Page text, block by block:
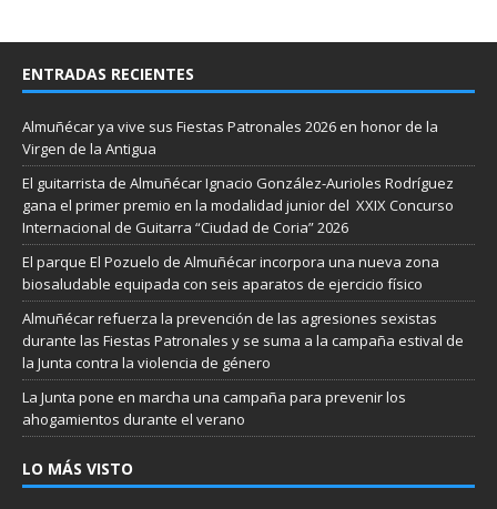
ENTRADAS RECIENTES
Almuñécar ya vive sus Fiestas Patronales 2026 en honor de la
Virgen de la Antigua
El guitarrista de Almuñécar Ignacio González-Aurioles Rodríguez
gana el primer premio en la modalidad junior del XXIX Concurso
Internacional de Guitarra “Ciudad de Coria” 2026
El parque El Pozuelo de Almuñécar incorpora una nueva zona
biosaludable equipada con seis aparatos de ejercicio físico
Almuñécar refuerza la prevención de las agresiones sexistas
durante las Fiestas Patronales y se suma a la campaña estival de
la Junta contra la violencia de género
La Junta pone en marcha una campaña para prevenir los
ahogamientos durante el verano
LO MÁS VISTO